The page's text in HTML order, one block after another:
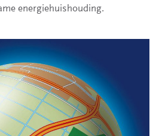
energiehuishouding.